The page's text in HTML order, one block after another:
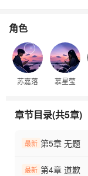
角色
苏嘉落 慕星莹
章节目录(共5章)
最新 第5章 无题
最新 第4章 道歉